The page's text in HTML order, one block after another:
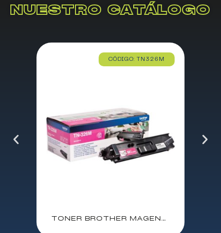
NUESTRO CATÁLOGO
CÓDIGO: TN326M
TONER BROTHER MAGENTA HL-L8250CDN / HL-L8350CDW / DCP-L8400CDN / MFC-L8650CDW / MFCL8850CDW 3.500 PAG. (TN326M)